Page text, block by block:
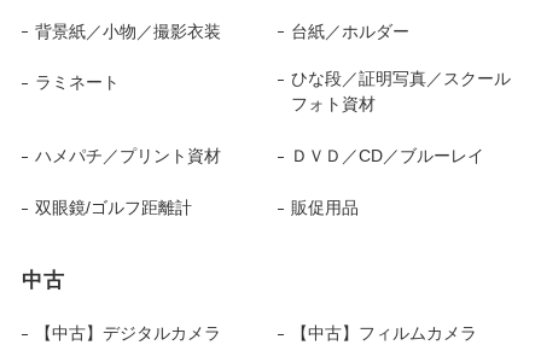
背景紙／小物／撮影衣装 台紙／ホルダー
ラミネート
ひな段／証明写真／スクール
フォト資材
ハメパチ／プリント資材 ＤＶＤ／CD／ブルーレイ
双眼鏡/ゴルフ距離計 販促用品
中古
【中古】デジタルカメラ 【中古】フィルムカメラ